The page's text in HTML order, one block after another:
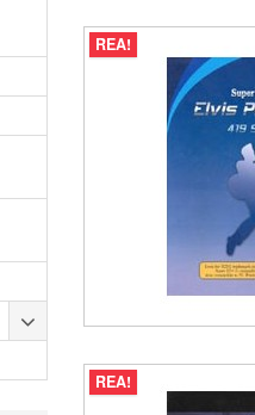
REA!
REA!